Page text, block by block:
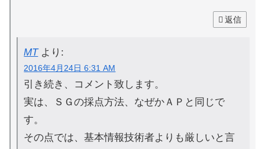
返信
MT より:
2016年4月24日 6:31 AM
引き続き、コメント致します。
実は、ＳＧの採点方法、なぜかＡＰと同じで
す。
その点では、基本情報技術者よりも厳しいと言